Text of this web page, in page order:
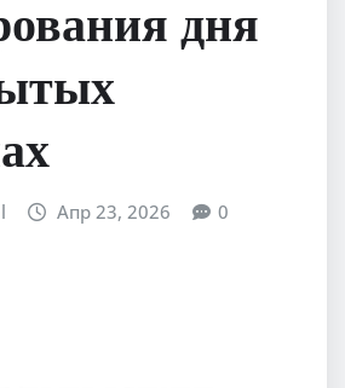
дня
Апр 23, 2026 0